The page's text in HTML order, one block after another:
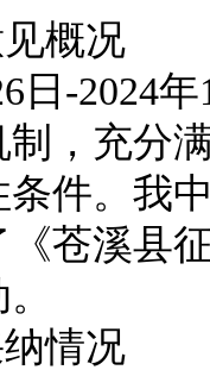
概况
日-2024
，充分
件。我
苍溪县
情况